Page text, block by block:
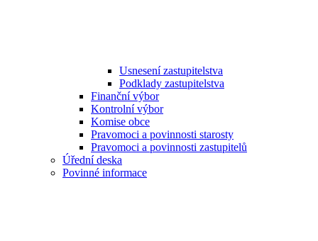
Usnesení zastupitelstva
Podklady zastupitelstva
Finanční výbor
Kontrolní výbor
Komise obce
Pravomoci a povinnosti starosty
Pravomoci a povinnosti zastupitelů
Úřední deska
Povinné informace